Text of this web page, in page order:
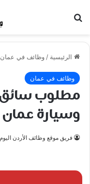
الرئيسية /وظائف في عمان
وظائف في عمان
مطلوب
وسيارة عمان
فريق موقع وظائف الأردن اليوم